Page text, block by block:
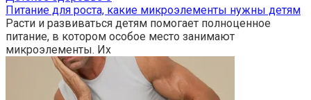
Питание для роста, какие микроэлементы нужны детям
Расти и развиваться детям помогает полноценное
питание, в котором особое место занимают
микроэлементы. Их